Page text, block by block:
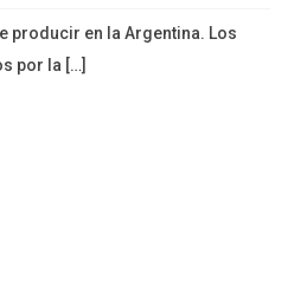
producir en la Argentina. Los
por la […]